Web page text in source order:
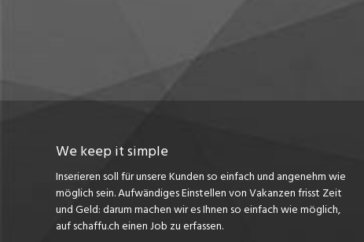
We keep it simple
Inserieren soll für unsere Kunden so einfach und angenehm wie
möglich sein. Aufwändiges Einstellen von Vakanzen frisst Zeit
und Geld: darum machen wir es Ihnen so einfach wie möglich,
auf schaffu.ch einen Job zu erfassen.